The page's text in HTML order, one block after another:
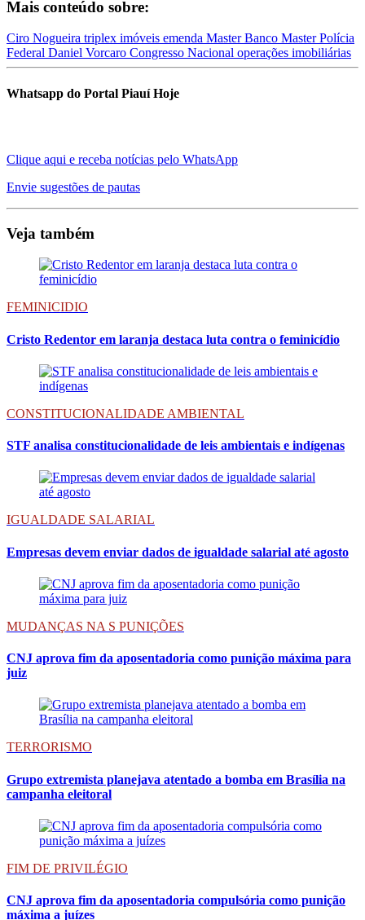
Mais conteúdo sobre:
Ciro Nogueira triplex imóveis emenda MasterBanco MasterPolícia
Federal Daniel Vorcaro Congresso Nacional operações imobiliárias
Whatsapp do Portal Piauí Hoje
Clique aqui e receba notícias pelo WhatsApp
Envie sugestões de pautas
Veja também
FEMINICIDIO
Cristo Redentor em laranja destaca luta contra o feminicídio
CONSTITUCIONALIDADE AMBIENTAL
STF analisa constitucionalidade de leis ambientais e indígenas
IGUALDADE SALARIAL
Empresas devem enviar dados de igualdade salarial até agosto
MUDANÇAS NA S PUNIÇÕES
CNJ aprova fim da aposentadoria como punição máxima para
juiz
TERRORISMO
Grupo extremista planejava atentado a bomba em Brasília na
campanha eleitoral
FIM DE PRIVILÉGIO
CNJ aprova fim da aposentadoria compulsória como punição
máxima a juízes